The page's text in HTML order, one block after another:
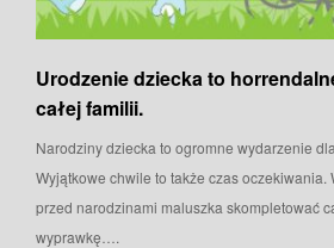
Urodzenie dziecka to
całej familii.
Narodziny dziecka to ogromne wydarzenie
Wyjątkowe chwile to także czas oczekiwania.
przed narodzinami maluszka skompletować
wyprawkę….